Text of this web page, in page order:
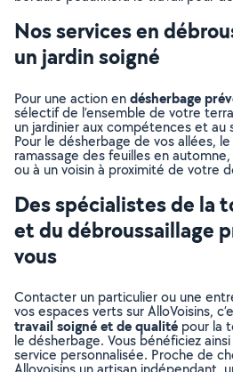
Nos services en
un jardin soigné
Pour une action endésherbage
sélectif de l’ensemble de votre
un jardinier aux compétences et au
Pour le désherbage de vos allées,
ramassage des feuilles en
ou à un voisin à proximité de votre
Des spécialistes de la
et du débroussaillage
vous
Contacter un particulier ou une
vos espaces verts sur AlloVoisins,
travail soigné et de qualité pour la
le désherbage. Vous bénéficiez
service personnalisée. Proche de